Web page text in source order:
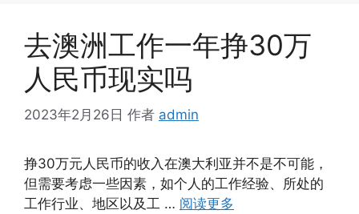
去澳洲工作一年挣30万
人民币现实吗
2023年2月26日 作者 admin
挣30万元人民币的收入在澳大利亚并不是不可能，
但需要考虑一些因素，如个人的工作经验、所处的
工作行业、地区以及工 … 阅读更多